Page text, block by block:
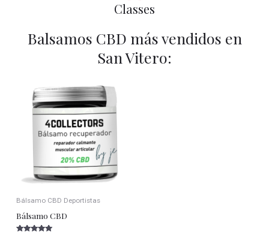
Classes
Balsamos CBD más vendidos en
San Vitero:
Bálsamo CBD Deportistas
Bálsamo CBD